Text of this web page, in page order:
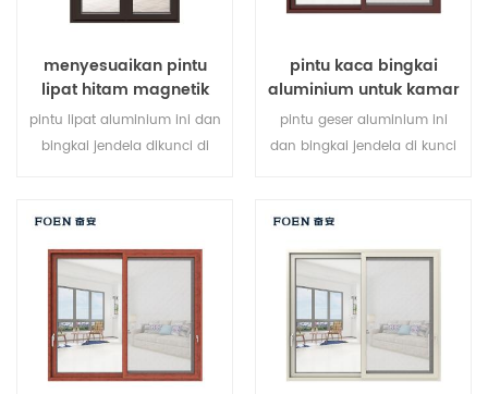
menyesuaikan pintu
lipat hitam magnetik
besar penggunaan
tahan lama
pintu lipat aluminium ini dan
bingkai jendela dikunci di
anti-pencurian sangat baik.
berbagai jenis pintu untuk
kebutuhan arsitektur.
pintu kaca bingkai
aluminium untuk kamar
mandi internal
pintu geser aluminium ini
dan bingkai jendela di kunci
anti-pencurian sangat baik.
berbagai jenis pintu untuk
kebutuhan arsitektur